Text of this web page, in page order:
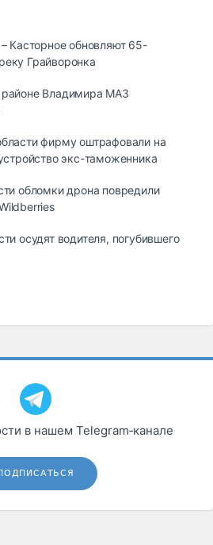
Касторное обновляют 65-
Грайворонка
Владимира МАЗ
фирму оштрафовали на
экс-таможенника
обломки дрона повредили
осудят водителя, погубившего
в нашем Telegram‑канале